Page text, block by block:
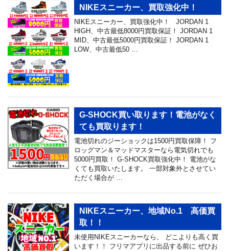
NIKEスニーカー、買取強化中！
NIKEスニーカー、買取強化中！ JORDAN 1
HIGH、中古最低8000円買取保証！ JORDAN 1
MID、中古最低5000円買取保証！ JORDAN 1
LOW、中古最低50 …
G-SHOCK買い取ります！電池がなく
ても買取ります！
電池切れのジーショックは1500円買取保障！ フ
ロッグマン＆マッドマスターなら電気切れでも
5000円買取！ G-SHOCK買取強化中！ 電池がな
くても買取いたします。 一部対象外とさせてい
ただく場合が …
NIKEスニーカー、地域No.1 高価買
取！！
未使用NIKEスニーカーなら、 どこよりも高く買
います！！ フリマアプリに出品する前に ぜひお